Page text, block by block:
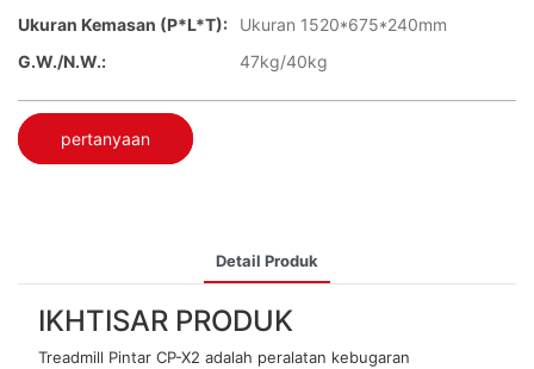
Ukuran Kemasan (P*L*T):
Ukuran 1520*675*240mm
G.W./N.W.:
47kg/40kg
pertanyaan
Detail Produk
IKHTISAR PRODUK
Treadmill Pintar CP-X2 adalah peralatan kebugaran